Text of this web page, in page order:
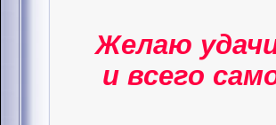
Желаю
и всего